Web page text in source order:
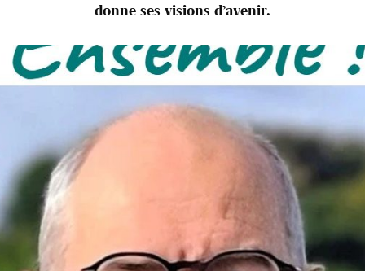
donne ses visions d’avenir.